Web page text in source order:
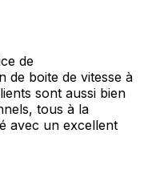
de
de boite de vitesse à
sont aussi bien
tous à la
avec un excellent